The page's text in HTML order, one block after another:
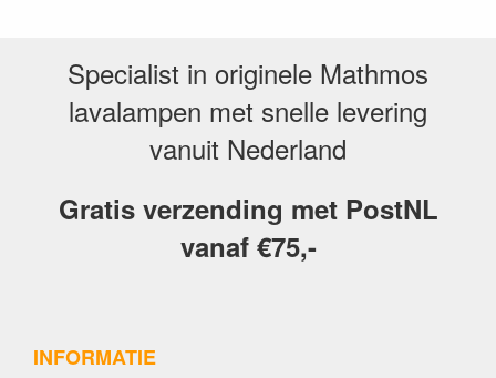
Specialist in originele Mathmos
lavalampen met snelle levering
vanuit Nederland
Gratis verzending met PostNL
vanaf €75,-
INFORMATIE